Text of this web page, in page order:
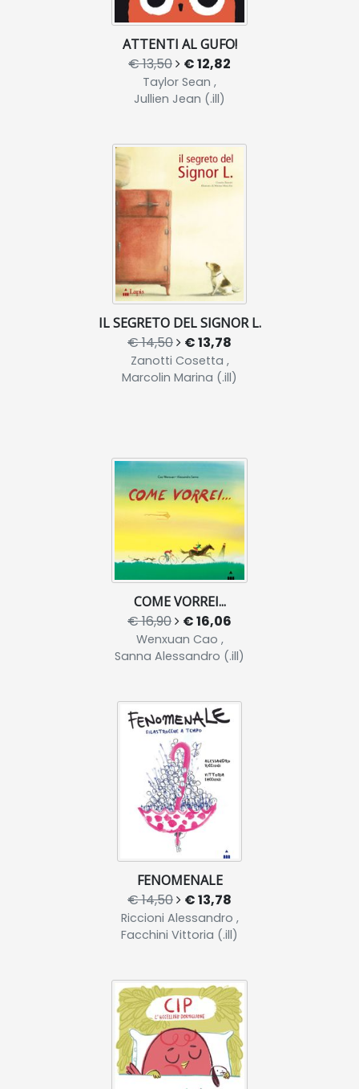
ATTENTI AL GUFO!
€ 13,50 € 12,82
Taylor Sean ,
Jullien Jean (.ill)
IL SEGRETO DEL SIGNOR L.
€ 14,50 € 13,78
Zanotti Cosetta ,
Marcolin Marina (.ill)
COME VORREI...
€ 16,90 € 16,06
Wenxuan Cao ,
Sanna Alessandro (.ill)
FENOMENALE
€ 14,50 € 13,78
Riccioni Alessandro ,
Facchini Vittoria (.ill)